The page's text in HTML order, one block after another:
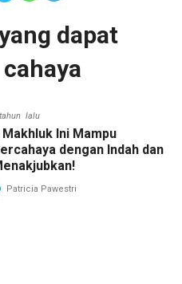
dapat
lalu
Makhluk Ini Mampu
dengan Indah dan
Patricia Pawestri